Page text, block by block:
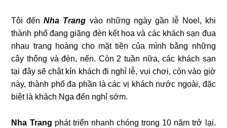
Tôi đếnNha Trang vào những ngày gần lễ Noel, khi
thành phố đang giăng đèn kết hoa và các khách sạn đua
nhau trang hoàng cho mặt tiền của mình bằng những
cây thông và đèn, nến. Còn 2 tuần nữa, các khách sạn
tại đây sẽ chật kín khách đi nghỉ lễ, vui chơi, còn vào giờ
này, thành phố đa phần là các vị khách nước ngoài, đặc
biệt là khách Nga đến nghỉ sớm.
Nha Trang phát triển nhanh chóng trong 10 năm trở lại.